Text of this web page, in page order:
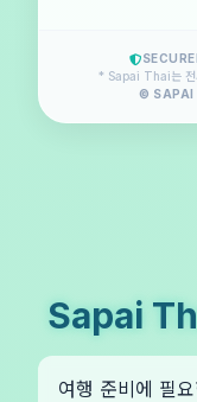
* Sapai Thai는 전
© SAPAI
Sapai
여행 준비에 필